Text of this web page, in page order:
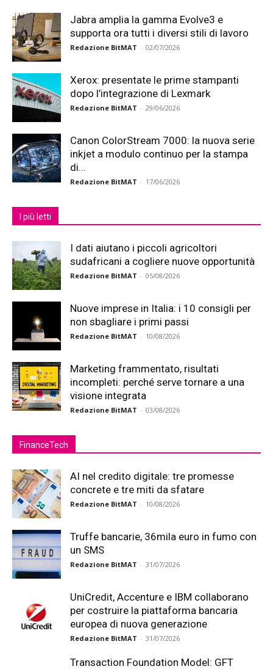
Jabra amplia la gamma Evolve3 e
supporta ora tutti i diversi stili di lavoro
Redazione BitMAT - 02/07/2026
Xerox: presentate le prime stampanti
dopo l’integrazione di Lexmark
Redazione BitMAT - 29/06/2026
Canon ColorStream 7000: la nuova serie
inkjet a modulo continuo per la stampa
di...
Redazione BitMAT - 17/06/2026
I più letti
I dati aiutano i piccoli agricoltori
sudafricani a cogliere nuove opportunità
Redazione BitMAT - 05/08/2026
Nuove imprese in Italia: i 10 consigli per
non sbagliare i primi passi
Redazione BitMAT - 10/08/2026
Marketing frammentato, risultati
incompleti: perché serve tornare a una
visione integrata
Redazione BitMAT - 03/08/2026
FinanceTech
AI nel credito digitale: tre promesse
concrete e tre miti da sfatare
Redazione BitMAT - 10/08/2026
Truffe bancarie, 36mila euro in fumo con
un SMS
Redazione BitMAT - 31/07/2026
UniCredit, Accenture e IBM collaborano
per costruire la piattaforma bancaria
europea di nuova generazione
Redazione BitMAT - 31/07/2026
Transaction Foundation Model: GFT